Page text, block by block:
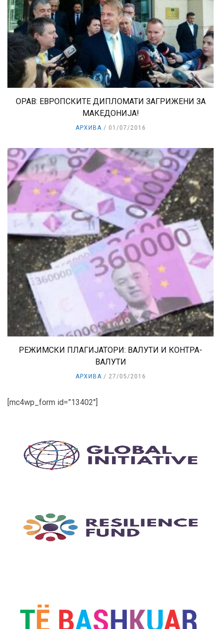
OРАВ: ЕВРОПСКИТЕ ДИПЛОМАТИ ЗАГРИЖЕНИ ЗА
МАКЕДОНИЈА!
АРХИВА 01/07/2016
РЕЖИМСКИ ПЛАГИЈАТОРИ: ВАЛУТИ И КОНТРА-
ВАЛУТИ
АРХИВА 27/05/2016
[mc4wp_form id=”13402″]